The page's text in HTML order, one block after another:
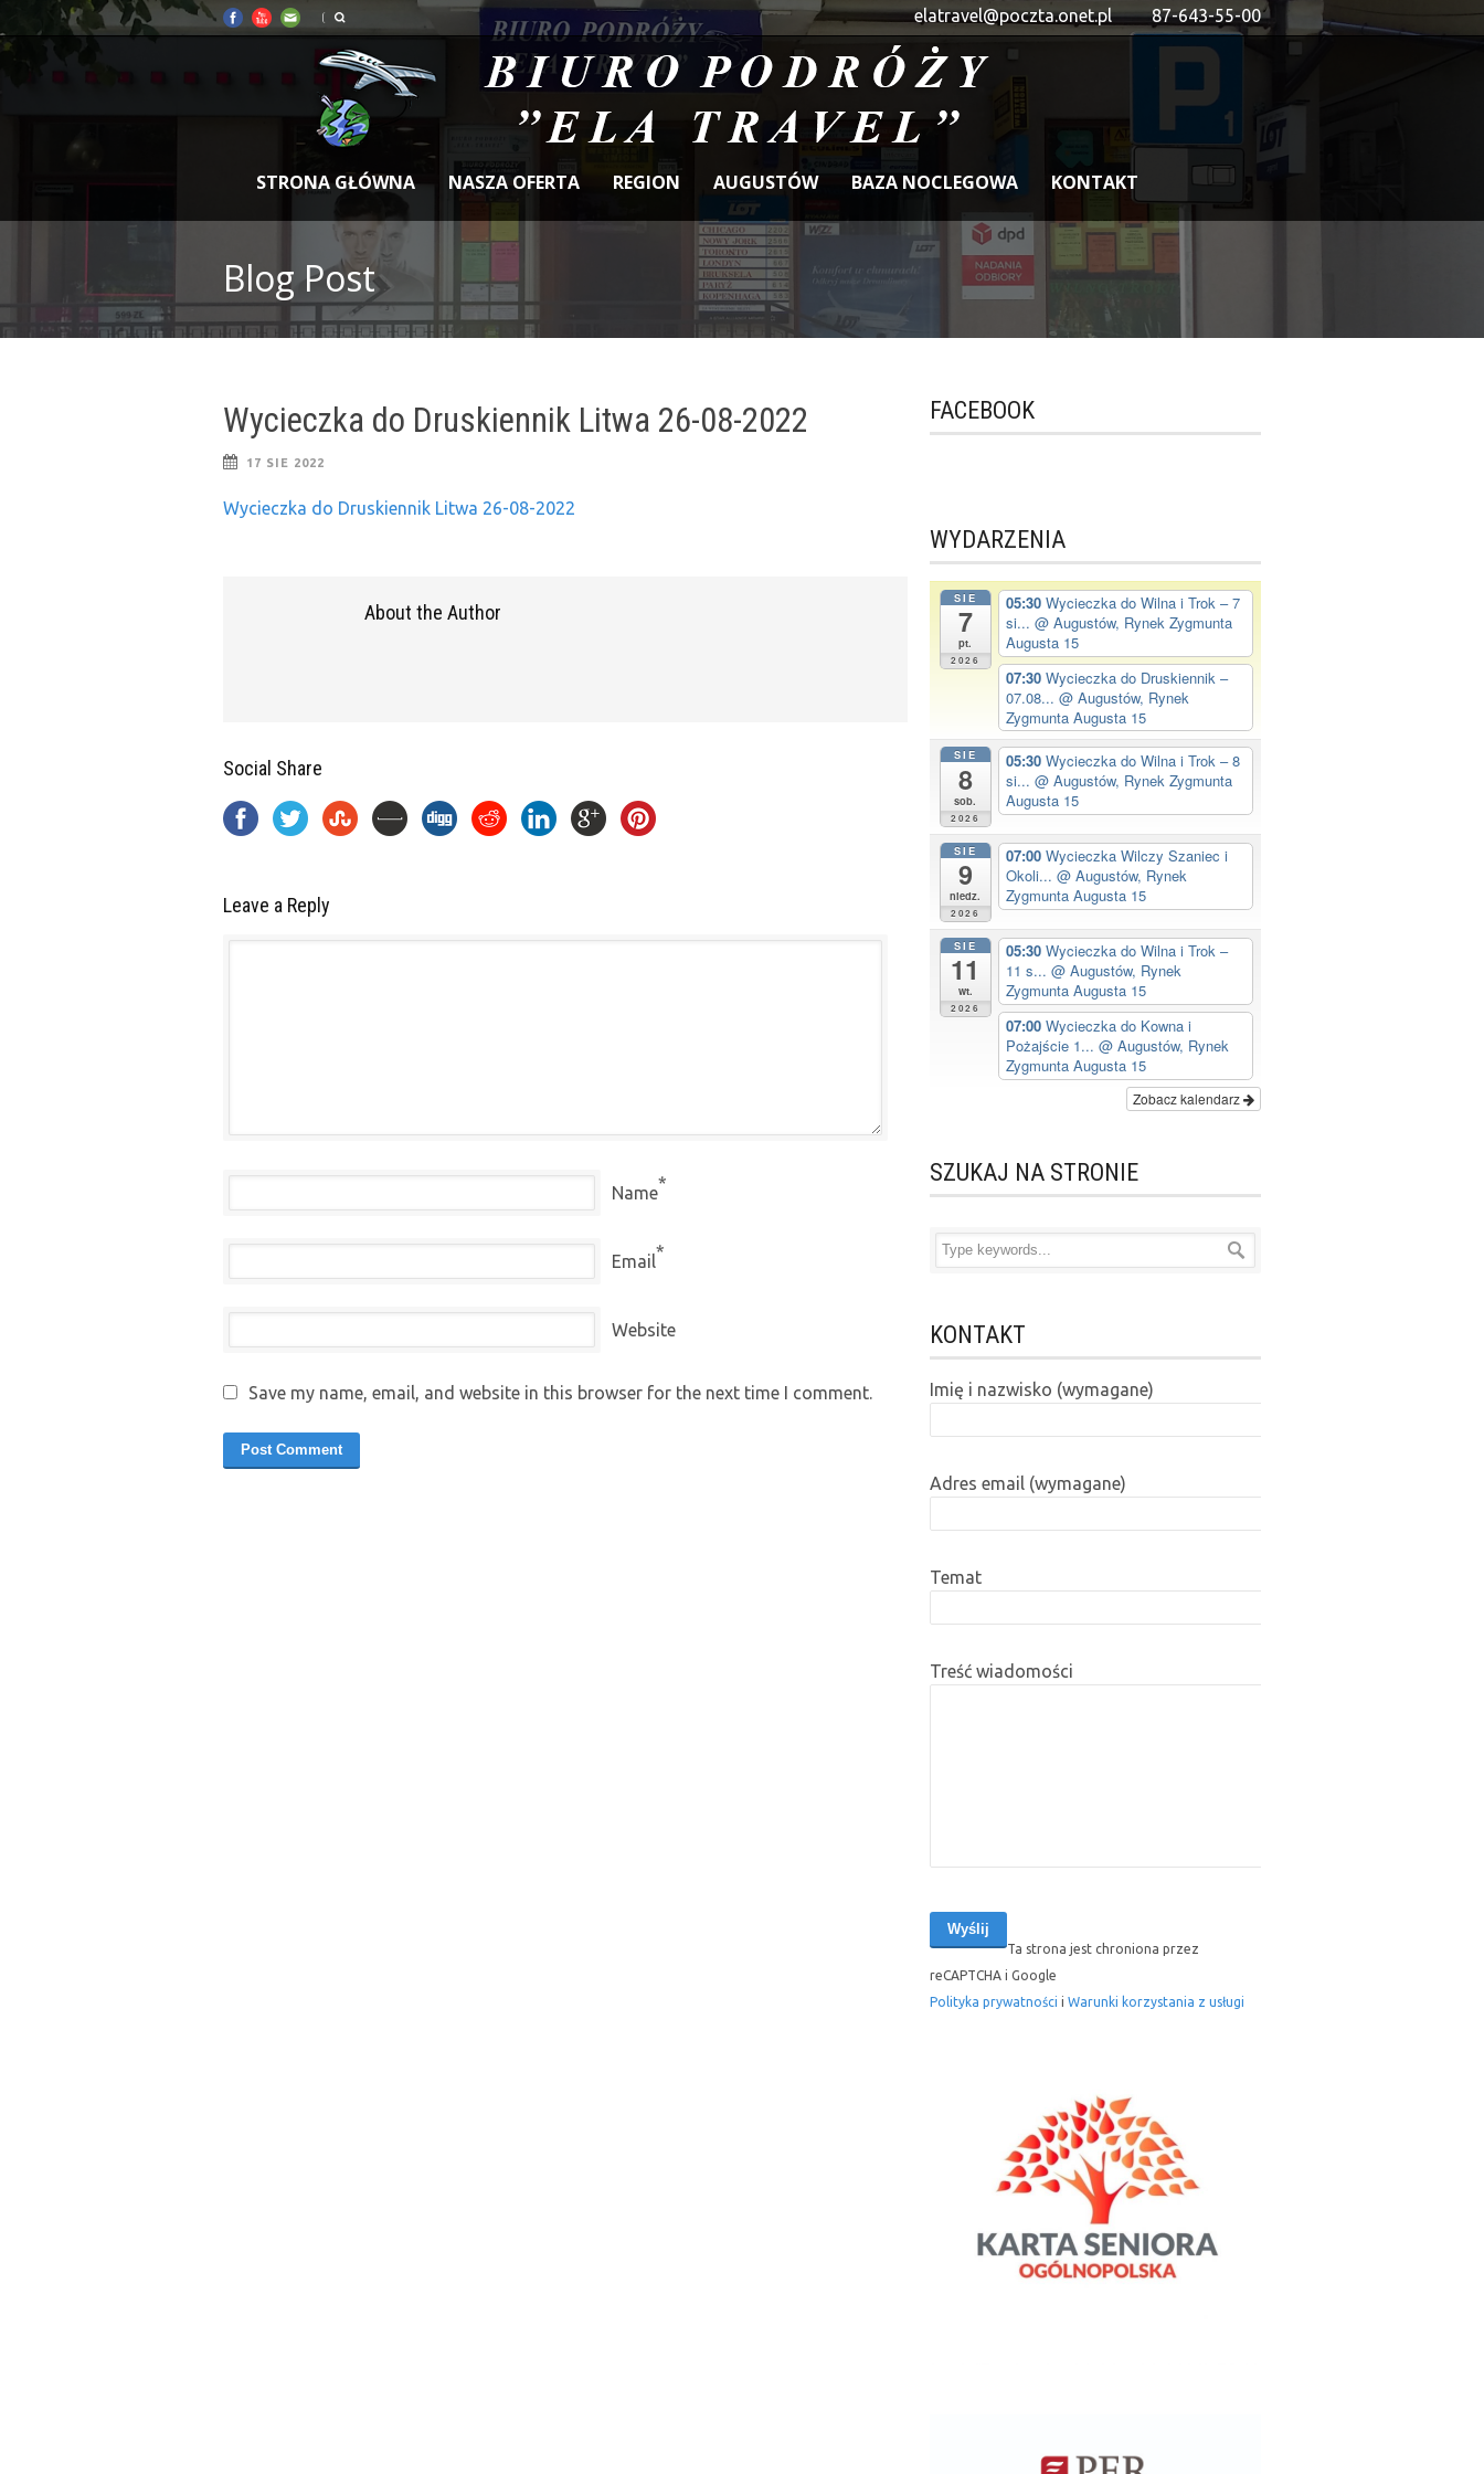
elatravel@poczta.onet.pl 87-643-55-00
STRONA GŁÓWNA NASZA OFERTA REGION AUGUSTÓW BAZA NOCLEGOWA KONTAKT
Blog Post
Wycieczka do Druskiennik Litwa 26-08-2022
17 SIE 2022
Wycieczka do Druskiennik Litwa 26-08-2022
About the Author
Social Share
Leave a Reply
Name*
Email*
Website
Save my name, email, and website in this browser for the next time I comment.
FACEBOOK
WYDARZENIA
SIE
7
pt.
2026
05:30 Wycieczka do Wilna i Trok – 7
si... @ Augustów, Rynek Zygmunta
Augusta 15
07:30 Wycieczka do Druskiennik –
07.08... @ Augustów, Rynek
Zygmunta Augusta 15
SIE
8
sob.
2026
05:30 Wycieczka do Wilna i Trok – 8
si... @ Augustów, Rynek Zygmunta
Augusta 15
SIE
9
niedz.
2026
07:00 Wycieczka Wilczy Szaniec i
Okoli... @ Augustów, Rynek
Zygmunta Augusta 15
SIE
11
wt.
2026
05:30 Wycieczka do Wilna i Trok –
11 s... @ Augustów, Rynek
Zygmunta Augusta 15
07:00 Wycieczka do Kowna i
Pożajście 1... @ Augustów, Rynek
Zygmunta Augusta 15
Zobacz kalendarz
SZUKAJ NA STRONIE
KONTAKT
Imię i nazwisko (wymagane)
Adres email (wymagane)
Temat
Treść wiadomości
Ta strona jest chroniona przez
reCAPTCHA i Google
Polityka prywatności i Warunki korzystania z usługi